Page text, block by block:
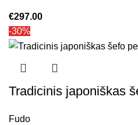
€297.00
-30%
Tradicinis japoniškas
Fudo